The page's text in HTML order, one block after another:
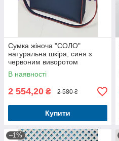
Сумка жіноча "СОЛО"
натуральна шкіра, синя з
червоним виворотом
В наявності
2 554,20 ₴ 2 580 ₴
Купити
–1%